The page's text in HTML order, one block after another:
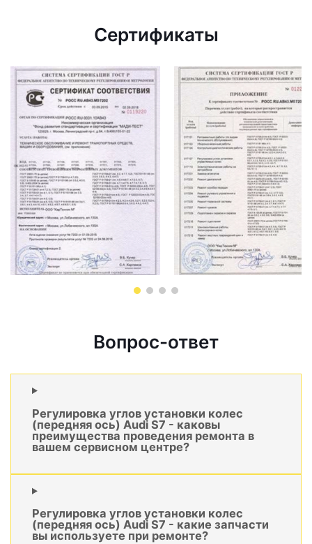
Сертификаты
Вопрос-ответ
Регулировка углов установки колес
(передняя ось) Audi S7 - каковы
преимущества проведения ремонта в
вашем сервисном центре?
Регулировка углов установки колес
(передняя ось) Audi S7 - какие запчасти
вы используете при ремонте?